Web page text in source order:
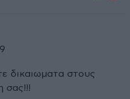
δικαιωματα στους
σας!!!